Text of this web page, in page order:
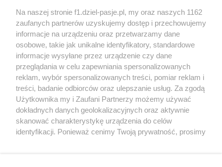
Honda uświadomiła sobie skalę problemów z
silnikiem dopiero w styczniu
Audi planuje wprowadzić jeszcze cztery duże
pakiety poprawek w 2026 roku
Polityka prywatności © 2004 - 2026 GPmedia
Kopiowanie treści bez
zgody autorów zabronione.
Serwis internetowy, z którego korzystasz, używa plików
cookies. Są to pliki instalowane w urządzeniach
końcowych osób korzystających z serwisu, w celu
administrowania serwisem, poprawy jakości
Na naszej stronie f1.dziel-pasje.pl, my oraz naszych 1162
zaufanych partnerów uzyskujemy dostęp i przechowujemy
informacje na urządzeniu oraz przetwarzamy dane
osobowe, takie jak unikalne identyfikatory, standardowe
informacje wysyłane przez urządzenie czy dane
przeglądania w celu zapewniania spersonalizowanych
reklam, wybór spersonalizowanych treści, pomiar reklam i
treści, badanie odbiorców oraz ulepszanie usług. Za zgodą
Użytkownika my i Zaufani Partnerzy możemy używać
dokładnych danych geolokalizacyjnych oraz aktywnie
skanować charakterystykę urządzenia do celów
identyfikacji. Ponieważ cenimy Twoją prywatność, prosimy